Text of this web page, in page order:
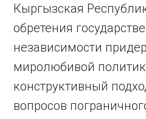
Кыргызская
обретения
независимости
миролюбивой
конструктивный
вопросов